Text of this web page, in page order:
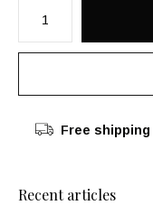
Free shipping
Recent articles